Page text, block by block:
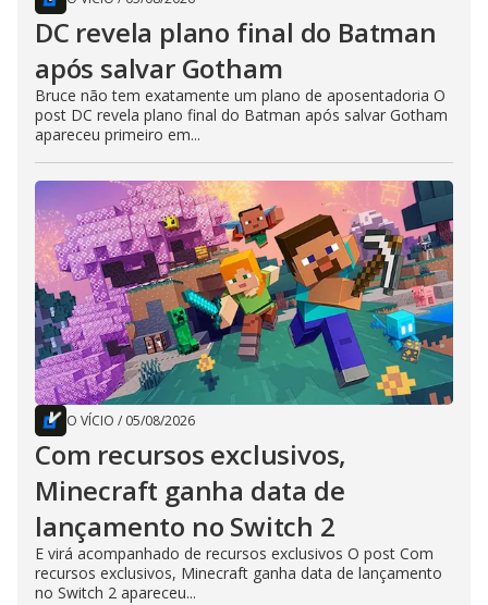
DC revela plano final do Batman
após salvar Gotham
Bruce não tem exatamente um plano de aposentadoria O
post DC revela plano final do Batman após salvar Gotham
apareceu primeiro em...
O VÍCIO / 05/08/2026
Com recursos exclusivos,
Minecraft ganha data de
lançamento no Switch 2
E virá acompanhado de recursos exclusivos O post Com
recursos exclusivos, Minecraft ganha data de lançamento
no Switch 2 apareceu...